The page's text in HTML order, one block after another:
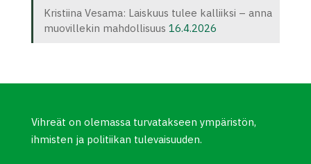
Kristiina Vesama: Laiskuus tulee kalliiksi – anna
muovillekin mahdollisuus 16.4.2026
Vihreät on olemassa turvatakseen ympäristön,
ihmisten ja politiikan tulevaisuuden.